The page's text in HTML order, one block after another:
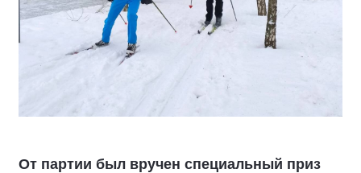
От партии был вручен специальный приз